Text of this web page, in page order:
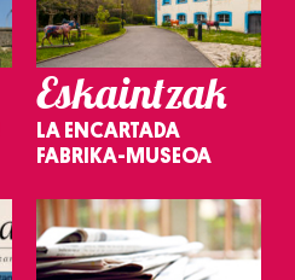
Eskaintzak
LA ENCARTADA
FABRIKA-MUSEOA